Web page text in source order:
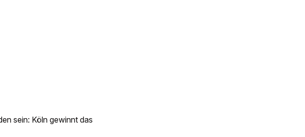
sein: Köln gewinnt das